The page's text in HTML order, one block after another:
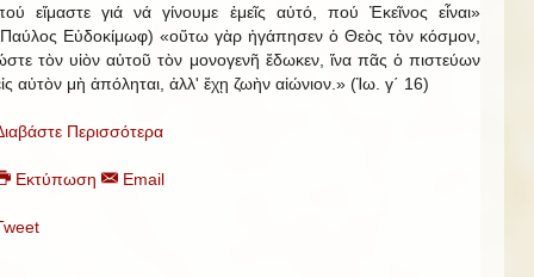
εἴμαστε γιά νά γίνουμε ἐμεῖς αὐτό, πού Ἐκεῖνος εἶναι»
Εὐδοκίμωφ) «οὕτω γὰρ ἠγάπησεν ὁ Θεὸς τὸν κόσμον,
τὸν υἱὸν αὐτοῦ τὸν μονογενῆ ἔδωκεν, ἵνα πᾶς ὁ πιστεύων
αὐτὸν μὴ ἀπόληται, ἀλλ' ἔχῃ ζωὴν αἰώνιον.» (Ἰω. γ΄ 16)
Περισσότερα
Εκτύπωση Email